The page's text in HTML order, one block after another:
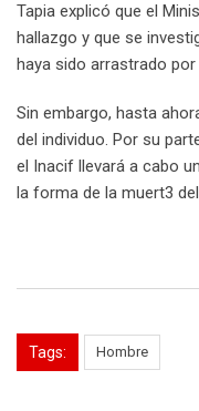
Tapia explicó que el
hallazgo y que se
haya sido arrastrado por
Sin embargo, hasta
del individuo. Por su
el Inacif llevará a cabo
la forma de la muert3
Tags: Hombre